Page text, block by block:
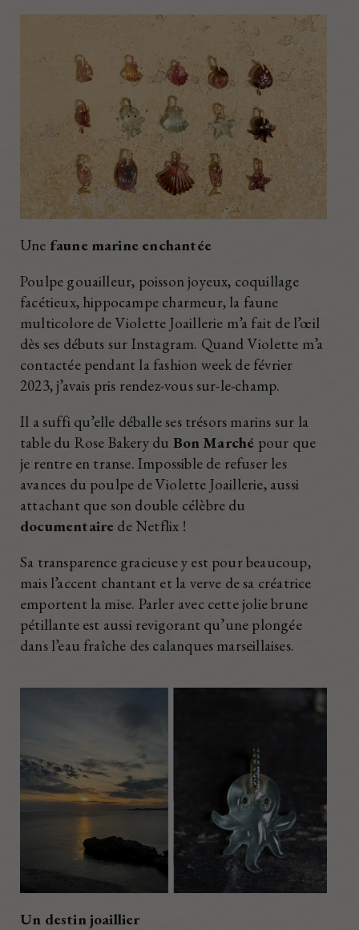
Une faune marine enchantée
Poulpe gouailleur, poisson joyeux, coquillage
facétieux, hippocampe charmeur, la faune
multicolore de Violette Joaillerie m’a fait de l’œil
dès ses débuts sur Instagram. Quand Violette m’a
contactée pendant la fashion week de février
2023, j’avais pris rendez-vous sur-le-champ.
Il a suffi qu’elle déballe ses trésors marins sur la
table du Rose Bakery du Bon Marché pour que
je rentre en transe. Impossible de refuser les
avances du poulpe de Violette Joaillerie, aussi
attachant que son double célèbre du
documentaire de Netflix !
Sa transparence gracieuse y est pour beaucoup,
mais l’accent chantant et la verve de sa créatrice
emportent la mise. Parler avec cette jolie brune
pétillante est aussi revigorant qu’une plongée
dans l’eau fraîche des calanques marseillaises.
Un destin joaillier